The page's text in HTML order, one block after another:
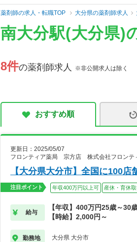
薬剤師の求人・転職TOP 大分県の薬剤師求人
南大分駅(大分県)
8件の薬剤師求人 ※非公開求人は除く
おすすめ順
更新日：2025/05/07
フロンティア薬局 宗方店 株式会社フロンテ
【大分県大分市】全国に100
注目ポイント 年収400万円以上可 産休・育休
給与
【年収】400万円25歳～30
【時給】2,000円～
勤務地 大分県 大分市